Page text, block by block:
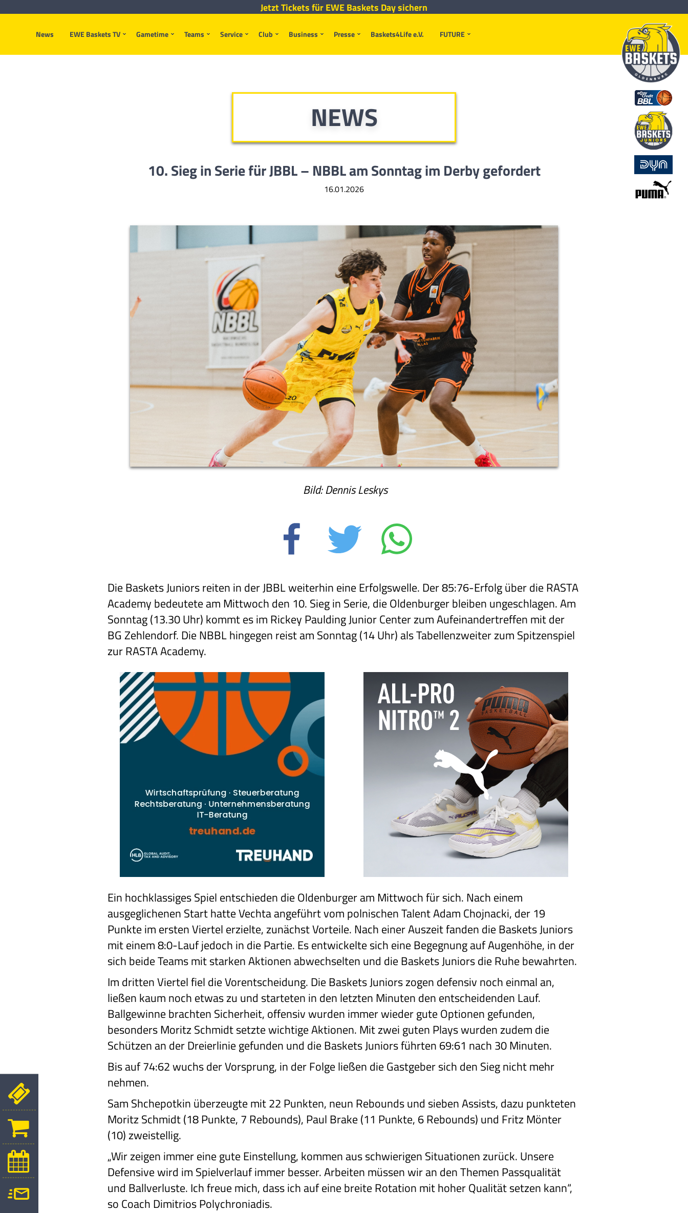
News EWE Baskets TV Gametime Teams Service Club Business Presse Baskets4Life e.V. FUTURE
Jetzt Tickets für EWE Baskets Day sichern
NEWS
10. Sieg in Serie für JBBL – NBBL am Sonntag im Derby gefordert
16.01.2026
Bild: Dennis Leskys
Die Baskets Juniors reiten in der JBBL weiterhin eine Erfolgswelle. Der 85:76-Erfolg über die RASTA
Academy bedeutete am Mittwoch den 10. Sieg in Serie, die Oldenburger bleiben ungeschlagen. Am
Sonntag (13.30 Uhr) kommt es im Rickey Paulding Junior Center zum Aufeinandertreffen mit der
BG Zehlendorf. Die NBBL hingegen reist am Sonntag (14 Uhr) als Tabellenzweiter zum Spitzenspiel
zur RASTA Academy.
Ein hochklassiges Spiel entschieden die Oldenburger am Mittwoch für sich. Nach einem
ausgeglichenen Start hatte Vechta angeführt vom polnischen Talent Adam Chojnacki, der 19
Punkte im ersten Viertel erzielte, zunächst Vorteile. Nach einer Auszeit fanden die Baskets Juniors
mit einem 8:0-Lauf jedoch in die Partie. Es entwickelte sich eine Begegnung auf Augenhöhe, in der
sich beide Teams mit starken Aktionen abwechselten und die Baskets Juniors die Ruhe bewahrten.
Im dritten Viertel fiel die Vorentscheidung. Die Baskets Juniors zogen defensiv noch einmal an,
ließen kaum noch etwas zu und starteten in den letzten Minuten den entscheidenden Lauf.
Ballgewinne brachten Sicherheit, offensiv wurden immer wieder gute Optionen gefunden,
besonders Moritz Schmidt setzte wichtige Aktionen. Mit zwei guten Plays wurden zudem die
Schützen an der Dreierlinie gefunden und die Baskets Juniors führten 69:61 nach 30 Minuten.
Bis auf 74:62 wuchs der Vorsprung, in der Folge ließen die Gastgeber sich den Sieg nicht mehr
nehmen.
Sam Shchepotkin überzeugte mit 22 Punkten, neun Rebounds und sieben Assists, dazu punkteten
Moritz Schmidt (18 Punkte, 7 Rebounds), Paul Brake (11 Punkte, 6 Rebounds) und Fritz Mönter
(10) zweistellig.
„Wir zeigen immer eine gute Einstellung, kommen aus schwierigen Situationen zurück. Unsere
Defensive wird im Spielverlauf immer besser. Arbeiten müssen wir an den Themen Passqualität
und Ballverluste. Ich freue mich, dass ich auf eine breite Rotation mit hoher Qualität setzen kann“,
so Coach Dimitrios Polychroniadis.